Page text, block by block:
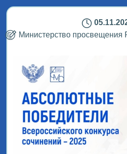
Министерство просвещения